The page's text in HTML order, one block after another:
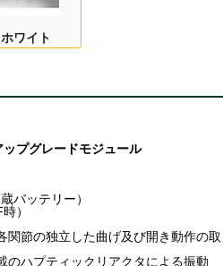
ホワイト
プグレードモジュール
バッテリー）
）
関節の独立した曲げ及び開き動作の取
のハプティックリアクタによる振動